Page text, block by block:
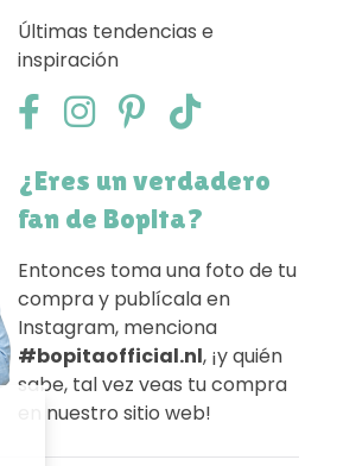
Últimas tendencias e
inspiración
¿Eres un verdadero
fan de Bopita?
Entonces toma una foto de tu
compra y publícala en
Instagram, menciona
#bopitaofficial.nl, ¡y quién
sabe, tal vez veas tu compra
en nuestro sitio web!